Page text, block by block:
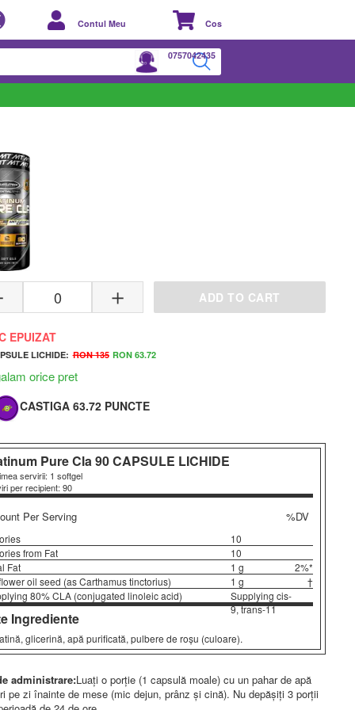
Cos
Contul Meu
0757042435
ADD TO CART
EPUIZAT
LICHIDE: RON 135 RON 63.72
orice pret
CASTIGA 63.72 PUNCTE
Pure Cla90 CAPSULE LICHIDE
servirii: 1 softgel
per recipient: 90
Per Serving %DV
10
from Fat
10
Fat
1 g
2%*
oil seed (as Carthamus tinctorius)
1 g
†
80% CLA (conjugated linoleic acid)
Supplying cis-
9, trans-11
Ingrediente
glicerină, apă purificată, pulbere de roșu (culoare).
administrare:Luați o porție (1 capsulă moale) cu un pahar de apă
pe zi înainte de mese (mic dejun, prânz și cină). Nu depășiți 3 porții